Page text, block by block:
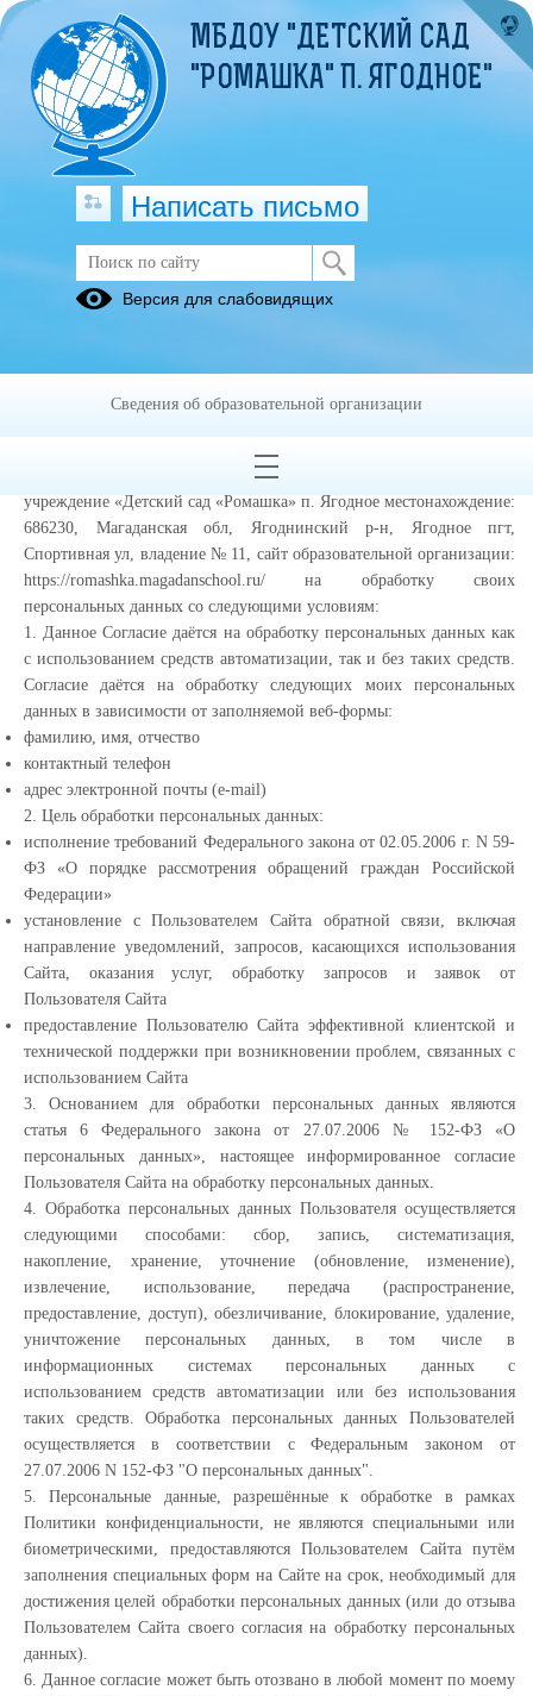
Информированное согласие
посетителя сайта на обработку
Согласие)
Муниципальное бюджетное дошкольное образовательное
учреждение «Детский сад «Ромашка» п. Ягодное местонахождение:
686230, Магаданская обл, Ягоднинский р-н, Ягодное пгт,
Спортивная ул, владение № 11, сайт образовательной организации:
https://romashka.magadanschool.ru/ на обработку своих
персональных данных со следующими условиям:
1. Данное Согласие даётся на обработку персональных данных как
с использованием средств автоматизации, так и без таких средств.
Согласие даётся на обработку следующих моих персональных
данных в зависимости от заполняемой веб-формы:
фамилию, имя, отчество
контактный телефон
адрес электронной почты (e-mail)
2. Цель обработки персональных данных:
исполнение требований Федерального закона от 02.05.2006 г. N 59-
ФЗ «О порядке рассмотрения обращений граждан Российской
Федерации»
установление с Пользователем Сайта обратной связи, включая
направление уведомлений, запросов, касающихся использования
Сайта, оказания услуг, обработку запросов и заявок от
Пользователя Сайта
предоставление Пользователю Сайта эффективной клиентской и
технической поддержки при возникновении проблем, связанных с
использованием Сайта
3. Основанием для обработки персональных данных являются
статья 6 Федерального закона от 27.07.2006 № 152-ФЗ «О
персональных данных», настоящее информированное согласие
Пользователя Сайта на обработку персональных данных.
4. Обработка персональных данных Пользователя осуществляется
следующими способами: сбор, запись, систематизация,
накопление, хранение, уточнение (обновление, изменение),
извлечение, использование, передача (распространение,
предоставление, доступ), обезличивание, блокирование, удаление,
уничтожение персональных данных, в том числе в
информационных системах персональных данных с
использованием средств автоматизации или без использования
таких средств. Обработка персональных данных Пользователей
осуществляется в соответствии с Федеральным законом от
27.07.2006 N 152-ФЗ "О персональных данных".
5. Персональные данные, разрешённые к обработке в рамках
Политики конфиденциальности, не являются специальными или
биометрическими, предоставляются Пользователем Сайта путём
заполнения специальных форм на Сайте на срок, необходимый для
достижения целей обработки персональных данных (или до отзыва
Пользователем Сайта своего согласия на обработку персональных
данных).
6. Данное согласие может быть отозвано в любой момент по моему
МБДОУ "ДЕТСКИЙ САД
"РОМАШКА" П. ЯГОДНОЕ"
Написать письмо
Версия для слабовидящих
Сведения об образовательной организации